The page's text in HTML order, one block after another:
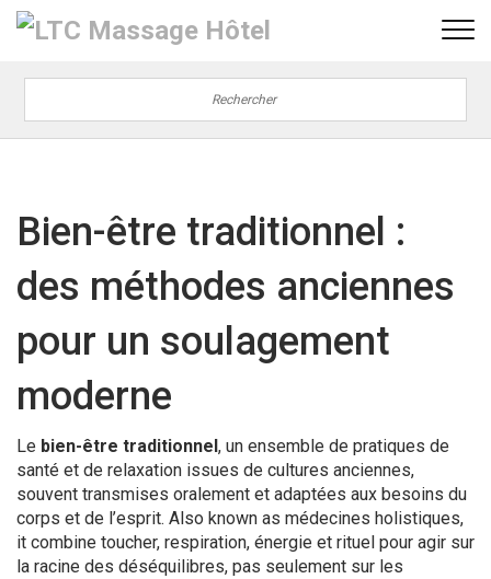
Bien-être traditionnel :
des méthodes anciennes
pour un soulagement
moderne
Le bien-être traditionnel, un ensemble de pratiques de
santé et de relaxation issues de cultures anciennes,
souvent transmises oralement et adaptées aux besoins du
corps et de l’esprit. Also known as médecines holistiques,
it combine toucher, respiration, énergie et rituel pour agir sur
la racine des déséquilibres, pas seulement sur les